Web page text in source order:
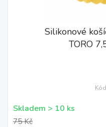
Silikonové
TORO
Skladem > 10 ks
75 Kč